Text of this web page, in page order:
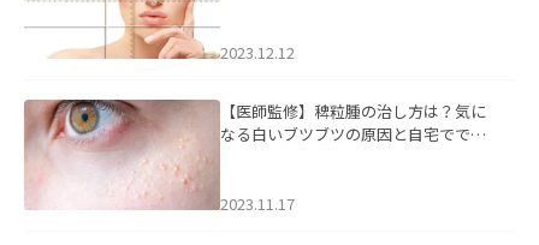
2023.12.12
【医師監修】稗粒腫の治し方は？気に
なる白いブツブツの原因と自宅ででき
2023.11.17